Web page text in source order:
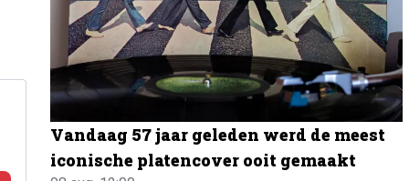
Vandaag 57 jaar geleden werd de meest
iconische platencover ooit gemaakt